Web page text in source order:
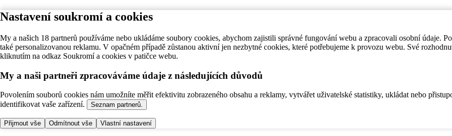
Nastavení soukromí a cookies
My a našich 18 partnerů používáme nebo ukládáme soubory cookies, abychom zajistili správné fungování webu a zpracovali osobní údaje.
také personalizovanou reklamu. V opačném případě zůstanou aktivní jen nezbytné cookies, které potřebujeme k provozu webu. Své
kliknutím na odkaz Soukromí a cookies v patičce webu.
My a naši partneři zpracováváme údaje z následujících důvodů
Povolením souborů cookies nám umožníte měřit efektivitu zobrazeného obsahu a reklamy, vytvářet uživatelské statistiky, ukládat nebo
identifikovat vaše zařízení.
Seznam partnerů.
Přijmout vše Odmítnout vše Vlastní nastavení